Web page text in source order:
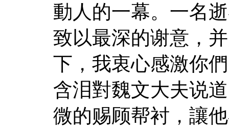
動人的一幕。一名
致以最深的谢意，
下，我衷心感激你
含泪對魏文大夫说
微的赐顾帮衬，讓